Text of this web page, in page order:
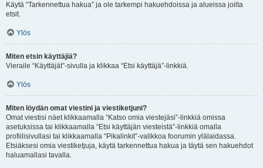
Käytä “Tarkennettua hakua” ja ole tarkempi hakuehdoissa ja alueissa joilta
etsit.
Ylös
Miten etsin käyttäjiä?
Vieraile “Käyttäjät”-sivulla ja klikkaa “Etsi käyttäjä”-linkkiä.
Ylös
Miten löydän omat viestini ja viestiketjuni?
Omat viestisi näet klikkaamalla “Katso omia viestejäsi”-linkkiä omissa
asetuksissa tai klikkaamalla “Etsi käyttäjän viesteistä”-linkkiä omalla
profiilisivullasi tai klikkaamalla “Pikalinkit”-valikkoa foorumin ylälaidassa.
Etsiäksesi omia viestiketjuja, käytä tarkennettua hakua ja täytä sen hakuehdot
haluamallasi tavalla.